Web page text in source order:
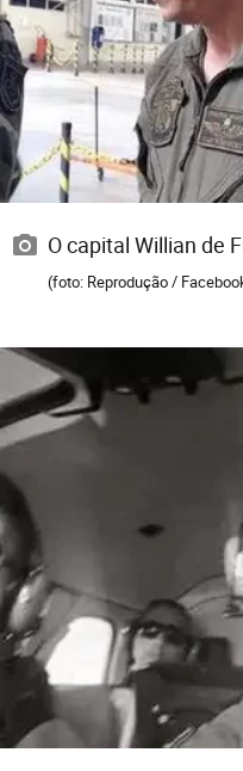
O capital Willian de
(foto: Reprodução /